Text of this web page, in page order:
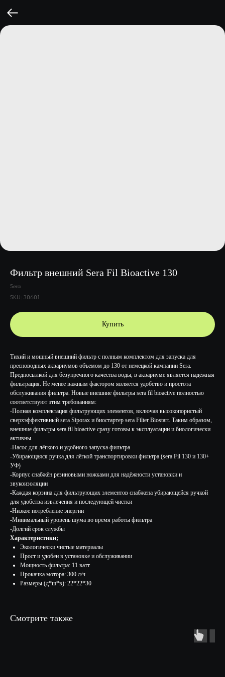
Фильтр внешний Sera Fil Bioactive 130
Sera
SKU: 30601
Купить
Тихий и мощный внешний фильтр с полным комплектом для запуска для
пресноводных аквариумов объемом до 130 от немецкой кампании Sera.
Предпосылкой для безупречного качества воды, в аквариуме является надёжная
фильтрация. Не менее важным фактором является удобство и простота
обслуживания фильтра. Новые внешние фильтры sera fil bioactive полностью
соответствуют этим требованиям:
-Полная комплектация фильтрующих элементов, включая высокопористый
сверхэффективный sera Siporax и биостартер sera Filter Biostart. Таким образом,
внешние фильтры sera fil bioactive сразу готовы к эксплуатации и биологически
активны
-Насос для лёгкого и удобного запуска фильтра
-Убирающаяся ручка для лёгкой транспортировки фильтра (sera Fil 130 и 130+
УФ)
-Корпус снабжён резиновыми ножками для надёжности установки и
звукоизоляции
-Каждая корзина для фильтрующих элементов снабжена убирающейся ручкой
для удобства извлечения и последующей чистки
-Низкое потребление энергии
-Минимальный уровень шума во время работы фильтра
-Долгий срок службы
Характеристики;
Экологически чистые материалы
Прост и удобен в установке и обслуживании
Мощность фильтра: 11 ватт
Прокачка мотора: 300 л/ч
Размеры (д*ш*в): 22*22*30
Смотрите также